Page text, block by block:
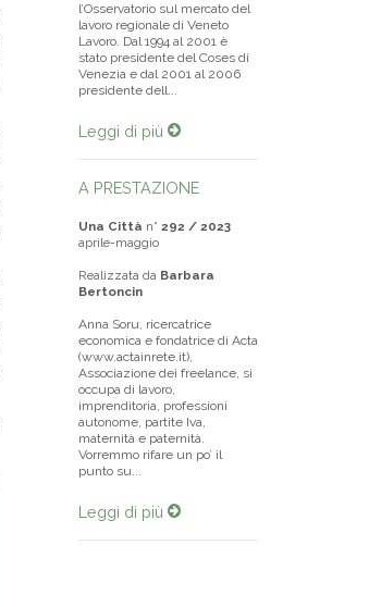
l’Osservatorio sul mercato del
lavoro regionale di Veneto
Lavoro. Dal 1994 al 2001 è
stato presidente del Coses di
Venezia e dal 2001 al 2006
presidente dell...
Leggi di più
A PRESTAZIONE
Una Città n° 292 / 2023
aprile-maggio
Realizzata da Barbara
Bertoncin
Anna Soru, ricercatrice
economica e fondatrice di Acta
(www.actainrete.it),
Associazione dei freelance, si
occupa di lavoro,
imprenditoria, professioni
autonome, partite Iva,
maternità e paternità.
Vorremmo rifare un po’ il
punto su...
Leggi di più